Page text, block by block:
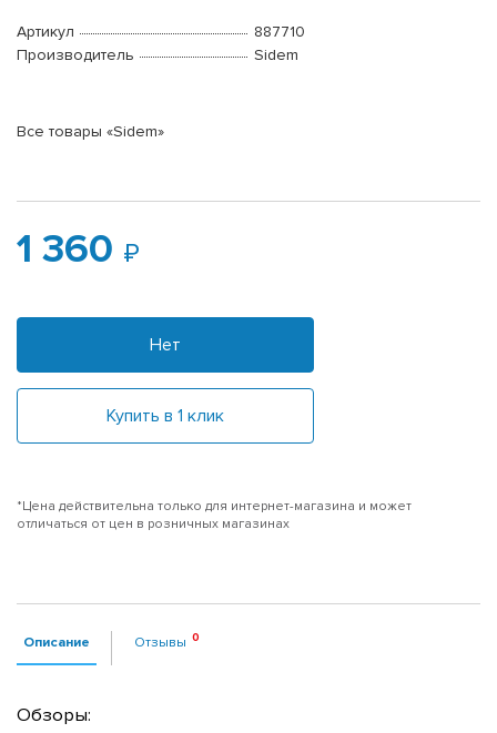
Артикул
887710
Производитель
Sidem
Все товары «Sidem»
1 360
Нет
Купить в 1 клик
*Цена действительна только для интернет-магазина и может
отличаться от цен в розничных магазинах
Описание Отзывы
Обзоры: